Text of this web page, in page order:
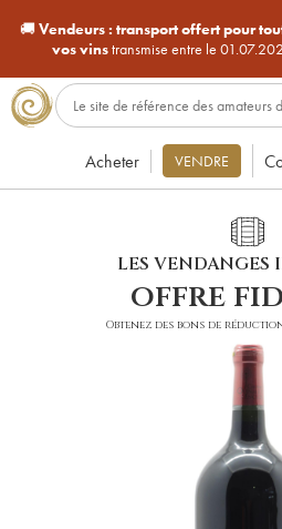
🚚Vendeurs : transport offert pour
vos vinstransmise entre le
Acheter VENDRE
LES VENDANGES
offre
Obtenez des bons de